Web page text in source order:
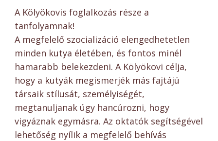
A Kölyökovis foglalkozás része a
tanfolyamnak!
A megfelelő szocializáció elengedhetetlen
minden kutya életében, és fontos minél
hamarabb belekezdeni. A Kölyökovi célja,
hogy a kutyák megismerjék más fajtájú
társaik stílusát, személyiségét,
megtanuljanak úgy hancúrozni, hogy
vigyáznak egymásra. Az oktatók segítségével
lehetőség nyílik a megfelelő behívás